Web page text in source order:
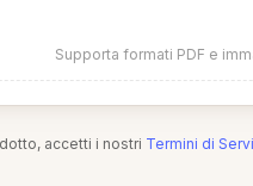
Supporta formati PDF e
accetti i nostri Termini di